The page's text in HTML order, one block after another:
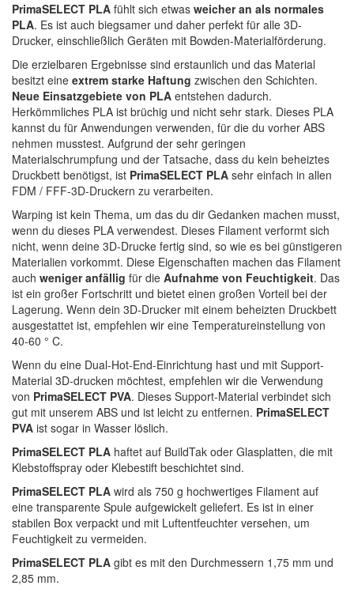
PrimaSELECT PLA fühlt sich etwas weicher an als normales
PLA. Es ist auch biegsamer und daher perfekt für alle 3D-
Drucker, einschließlich Geräten mit Bowden-Materialförderung.
Die erzielbaren Ergebnisse sind erstaunlich und das Material
besitzt eine extrem starke Haftung zwischen den Schichten.
Neue Einsatzgebiete von PLA entstehen dadurch.
Herkömmliches PLA ist brüchig und nicht sehr stark. Dieses PLA
kannst du für Anwendungen verwenden, für die du vorher ABS
nehmen musstest. Aufgrund der sehr geringen
Materialschrumpfung und der Tatsache, dass du kein beheiztes
Druckbett benötigst, ist PrimaSELECT PLA sehr einfach in allen
FDM / FFF-3D-Druckern zu verarbeiten.
Warping ist kein Thema, um das du dir Gedanken machen musst,
wenn du dieses PLA verwendest. Dieses Filament verformt sich
nicht, wenn deine 3D-Drucke fertig sind, so wie es bei günstigeren
Materialien vorkommt. Diese Eigenschaften machen das Filament
auch weniger anfällig für die Aufnahme von Feuchtigkeit. Das
ist ein großer Fortschritt und bietet einen großen Vorteil bei der
Lagerung. Wenn dein 3D-Drucker mit einem beheizten Druckbett
ausgestattet ist, empfehlen wir eine Temperatureinstellung von
40-60 ° C.
Wenn du eine Dual-Hot-End-Einrichtung hast und mit Support-
Material 3D-drucken möchtest, empfehlen wir die Verwendung
von PrimaSELECT PVA. Dieses Support-Material verbindet sich
gut mit unserem ABS und ist leicht zu entfernen. PrimaSELECT
PVA ist sogar in Wasser löslich.
PrimaSELECT PLA haftet auf BuildTak oder Glasplatten, die mit
Klebstoffspray oder Klebestift beschichtet sind.
PrimaSELECT PLA wird als 750 g hochwertiges Filament auf
eine transparente Spule aufgewickelt geliefert. Es ist in einer
stabilen Box verpackt und mit Luftentfeuchter versehen, um
Feuchtigkeit zu vermeiden.
PrimaSELECT PLA gibt es mit den Durchmessern 1,75 mm und
2,85 mm.